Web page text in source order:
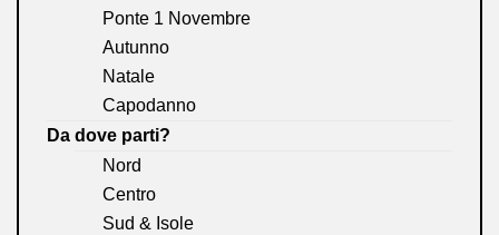
Ponte 1 Novembre
Autunno
Natale
Capodanno
Da dove parti?
Nord
Centro
Sud & Isole